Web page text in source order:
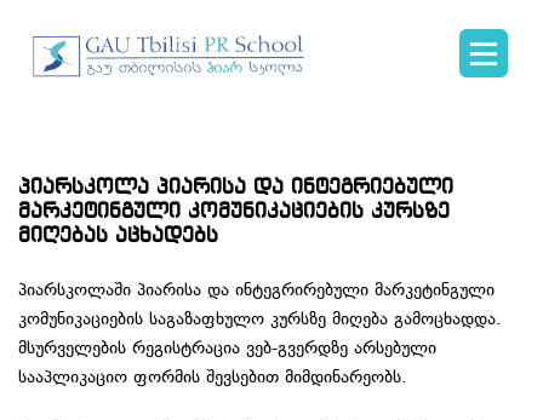
პიარსკოლა პიარისა და ინტეგრიებული
მარკეტინგული კომუნიკაციების კურსზე
მიღებას აცხადებს
პიარსკოლაში პიარისა და ინტეგრირებული მარკეტინგული
კომუნიკაციების საგაზაფხულო კურსზე მიღება გამოცხადდა.
მსურველების რეგისტრაცია ვებ-გვერდზე არსებული
სააპლიკაციო ფორმის შევსებით მიმდინარეობს.